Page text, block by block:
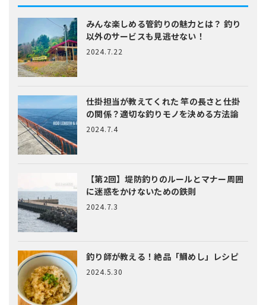
みんな楽しめる管釣りの魅力とは？ 釣り
以外のサービスも見逃せない！
2024.7.22
仕掛担当が教えてくれた竿の長さと仕掛
の関係？適切な釣りモノを決める方法論
2024.7.4
【第2回】堤防釣りのルールとマナー周囲
に迷惑をかけないための鉄則
2024.7.3
釣り師が教える！絶品「鯛めし」レシピ
2024.5.30